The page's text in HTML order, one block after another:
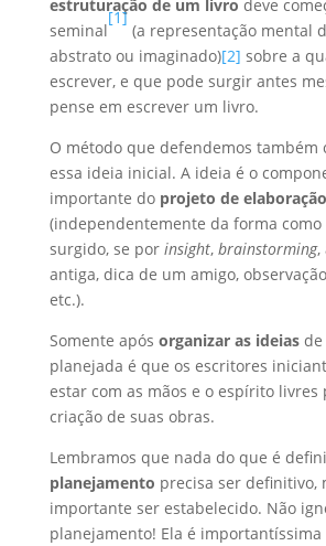
estruturação de um livro deve
seminal
[1]
(a representação mental
abstrato ou imaginado)[2] sobre a
escrever, e que pode surgir antes
pense em escrever um livro.
O método que defendemos também
essa ideia inicial. A ideia é o
importante do projeto de
(independentemente da forma como
surgido, se por insight, brainstorming,
antiga, dica de um amigo,
etc.).
Somente após organizar as ideiasde
planejada é que os escritores
estar com as mãos e o espírito livres
criação de suas obras.
Lembramos que nada do que é
planejamento precisa ser definitivo,
importante ser estabelecido. Não
planejamento! Ela é importantíssima